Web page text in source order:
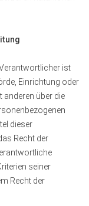
ist
Einrichtung oder
anderen über die
dieser
Recht der
seiner
Recht der